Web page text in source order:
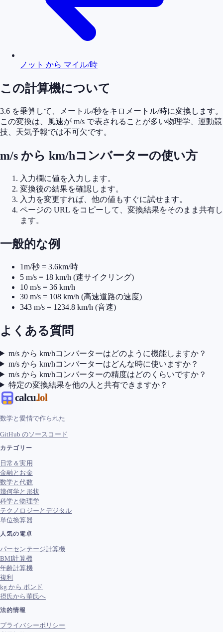
ノット から マイル/時
この計算機について
3.6 を乗算して、メートル/秒をキロメートル/時に変換します。
この変換は、風速が m/s で表されることが多い物理学、運動競
技、天気予報では不可欠です。
m/s から km/hコンバーターの使い方
入力欄に値を入力します。
変換後の結果を確認します。
入力を変更すれば、他の値もすぐに試せます。
ページの URL をコピーして、変換結果をそのまま共有し
ます。
一般的な例
1m/秒 = 3.6km/時
5 m/s = 18 km/h (速サイクリング)
10 m/s = 36 km/h
30 m/s = 108 km/h (高速道路の速度)
343 m/s = 1234.8 km/h (音速)
よくある質問
m/s から km/hコンバーターはどのように機能しますか？
m/s から km/hコンバーターはどんな時に使いますか？
m/s から km/hコンバーターの精度はどのくらいですか？
特定の変換結果を他の人と共有できますか？
calcu.lol
数学と愛情で作られた
GitHub のソースコード
カテゴリー
日常＆実用
金融とお金
数学と代数
幾何学と形状
科学と物理学
テクノロジーとデジタル
単位換算器
人気の電卓
パーセンテージ計算機
BMI計算機
年齢計算機
複利
kg から ポンド
摂氏から華氏へ
法的情報
プライバシーポリシー